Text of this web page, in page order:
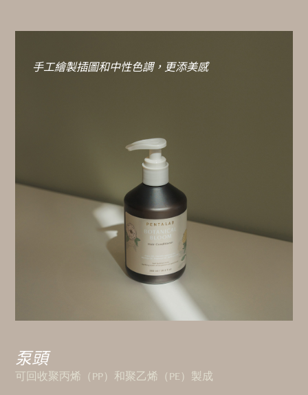
手工繪製插圖和中性色調，更添美感
泵頭
可回收聚丙烯（PP）和聚乙烯（PE）製成